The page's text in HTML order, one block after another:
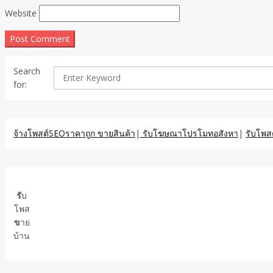
Website
Search
for:
จ้างโพสต์SEOราคาถูก ขายสินค้า | รับโฆษณาโปรโมทอสังหา | รับโพ
รับ
โพส
ขาย
บ้าน